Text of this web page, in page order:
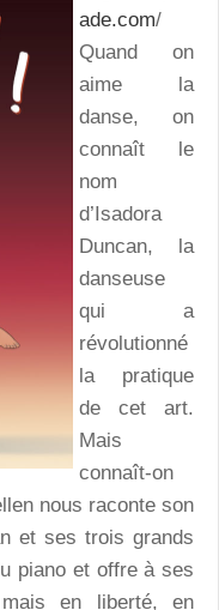
ade.com/
Quand on
aime la
danse, on
connaît le
nom
d’Isadora
Duncan, la
danseuse
qui a
révolutionné
la pratique
de cet art.
Mais
connaît-on
nous raconte son
et ses trois grands
piano et offre à ses
en liberté, en